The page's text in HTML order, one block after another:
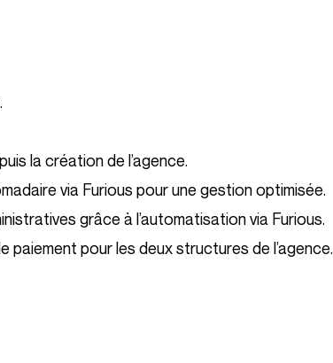
la création de l’agence.
via Furious pour une gestion optimisée.
grâce à l’automatisation via Furious.
paiement pour les deux structures de l’agence.